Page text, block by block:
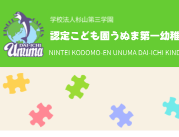
テ
ン
ツ
へ
ス
キ
ゲ
ー
シ
ョ
ン
に